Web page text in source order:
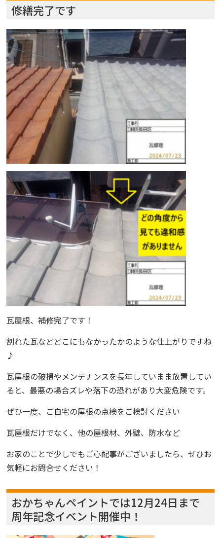
修繕完了です
瓦屋根、補修完了です！
割れた瓦などどこにもなかったかのような仕上がりですね
♪
瓦屋根の破損やメンテナンスを長年していまま放置してい
ると、最悪の場合ズレや落下の恐れがあり大変危険です。
ぜひ一度、ご自宅の屋根の点検をご検討ください
瓦屋根だけでなく、他の屋根材、外壁、防水など
お家のことで少しでもご心配事がございましたら、ぜひお
気軽にお問合せください！
おかちゃんペイントでは12月24日まで
周年記念イベント開催中！